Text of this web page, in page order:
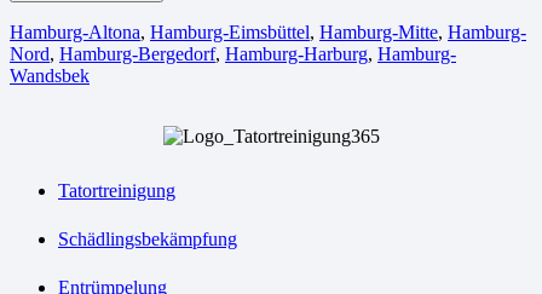
Hamburg-Altona, Hamburg-Eimsbüttel, Hamburg-Mitte, Hamburg-
Nord, Hamburg-Bergedorf, Hamburg-Harburg, Hamburg-
Wandsbek
Tatortreinigung
Schädlingsbekämpfung
Entrümpelung